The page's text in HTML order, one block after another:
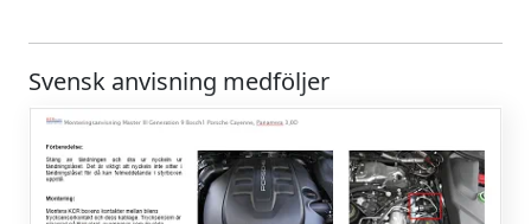
Svensk anvisning medföljer